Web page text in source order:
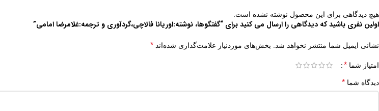
هیچ دیدگاهی برای این محصول نوشته نشده است.
اولین نفری باشید که دیدگاهی را ارسال می کنید برای “گفتگوها، نوشته:اوریانا فالاچی،گردآوری و ترجمه:غلامرضا امامی”
نشانی ایمیل شما منتشر نخواهد شد. بخش‌های موردنیاز علامت‌گذاری شده‌اند *
امتیاز شما *
دیدگاه شما *